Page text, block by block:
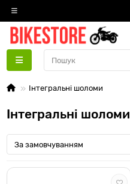
Інтегральні шоломи
Інтегральні шоломи